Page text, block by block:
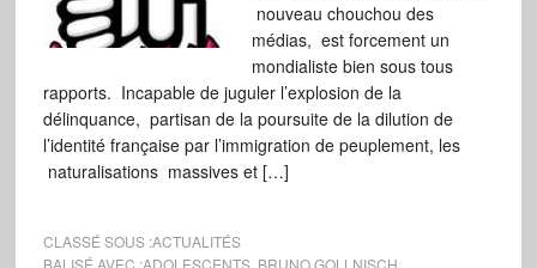
nouveau chouchou des
médias, est forcement un
mondialiste bien sous tous
rapports. Incapable de juguler l’explosion de la
délinquance, partisan de la poursuite de la dilution de
l’identité française par l’immigration de peuplement, les
naturalisations massives et […]
CLASSÉ SOUS :ACTUALITÉS
BALISÉ AVEC :ADOLESCENTS, BRUNO GOLLNISCH